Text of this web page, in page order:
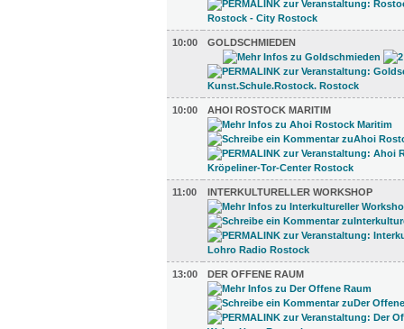
10:00 GOLDSCHMIEDEN
10:00 AHOI ROSTOCK MARITIM
11:00 INTERKULTURELLER WORKSHOP
13:00 DER OFFENE RAUM